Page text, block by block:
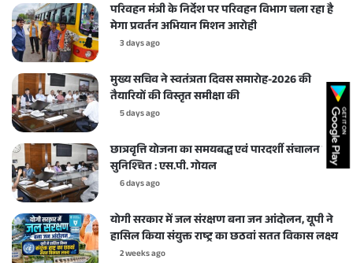
परिवहन मंत्री के निर्देश पर परिवहन विभाग चला रहा है
मेगा प्रवर्तन अभियान मिशन आरोही
3 days ago
मुख्य सचिव ने स्वतंत्रता दिवस समारोह-2026 की
तैयारियों की विस्तृत समीक्षा की
5 days ago
छात्रवृत्ति योजना का समयबद्ध एवं पारदर्शी संचालन करें
सुनिश्चित : एस.पी. गोयल
6 days ago
योगी सरकार में जल संरक्षण बना जन आंदोलन, यूपी ने
हासिल किया संयुक्त राष्ट्र का छठवां सतत विकास लक्ष्य
2 weeks ago